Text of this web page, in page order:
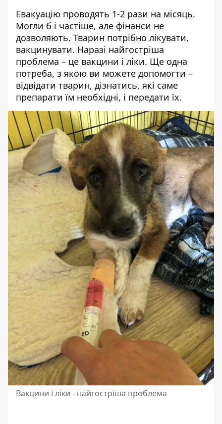
Евакуацію проводять 1-2 рази на місяць.
Могли б і частіше, але фінанси не
дозволяють. Тварин потрібно лікувати,
вакцинувати. Наразі найгостріша
проблема – це вакцини і ліки. Ще одна
потреба, з якою ви можете допомогти –
відвідати тварин, дізнатись, які саме
препарати їм необхідні, і передати їх.
Вакцини і ліки - найгостріша проблема